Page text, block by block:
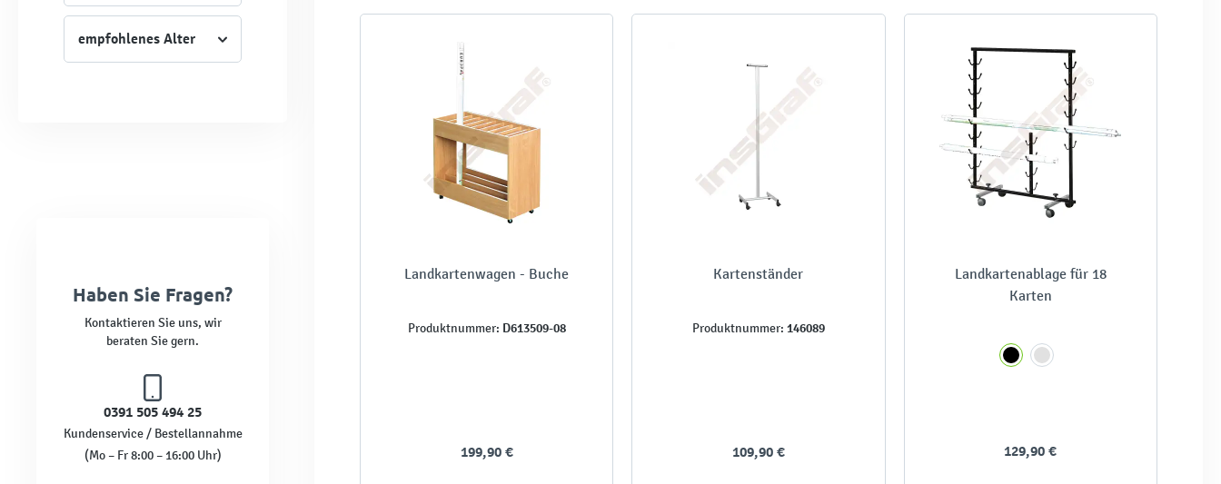
empfohlenes Alter
Haben Sie Fragen?
Kontaktieren Sie uns, wir
beraten Sie gern.
0391 505 494 25
Kundenservice / Bestellannahme
(Mo – Fr 8:00 – 16:00 Uhr)
Landkartenwagen - Buche
Produktnummer: D613509-08
199,90 €
Kartenständer
Produktnummer: 146089
109,90 €
Landkartenablage für 18
Karten
129,90 €